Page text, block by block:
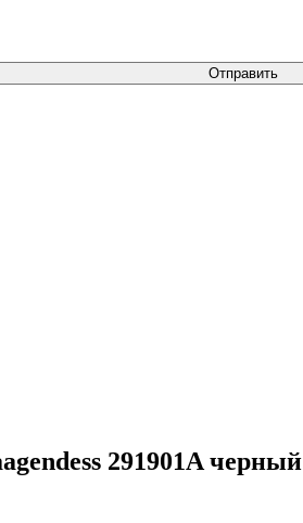
Отправить
291901A черный